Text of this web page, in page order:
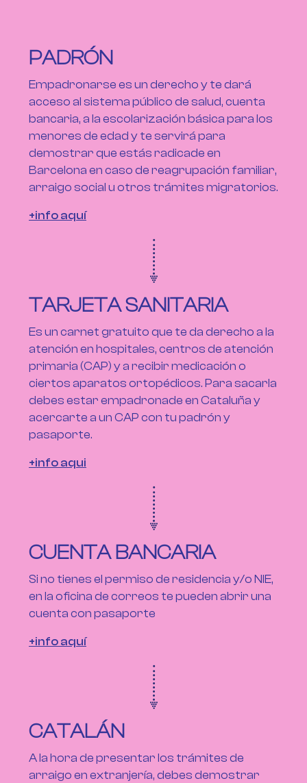
PADRÓN
Empadronarse es un derecho y te dará
acceso al sistema público de salud, cuenta
bancaria, a la escolarización básica para los
menores de edad y te servirá para
demostrar que estás radicade en
Barcelona en caso de reagrupación familiar,
arraigo social u otros trámites migratorios.
+info aquí
TARJETA SANITARIA
Es un carnet gratuito que te da derecho a la
atención en hospitales, centros de atención
primaria (CAP) y a recibir medicación o
ciertos aparatos ortopédicos. Para sacarla
debes estar empadronade en Cataluña y
acercarte a un CAP con tu padrón y
pasaporte.
+info aqui
CUENTA BANCARIA
Si no tienes el permiso de residencia y/o NIE,
en la oficina de correos te pueden abrir una
cuenta con pasaporte
+info aquí
CATALÁN
A la hora de presentar los trámites de
arraigo en extranjería, debes demostrar